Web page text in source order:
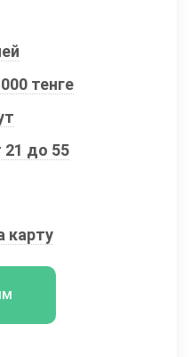
тенге
21 до 55
карту